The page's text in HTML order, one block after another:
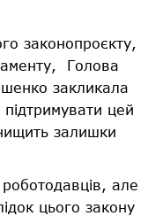
законопроєкту,
Голова
закликала
цей
залишки
але
цього закону